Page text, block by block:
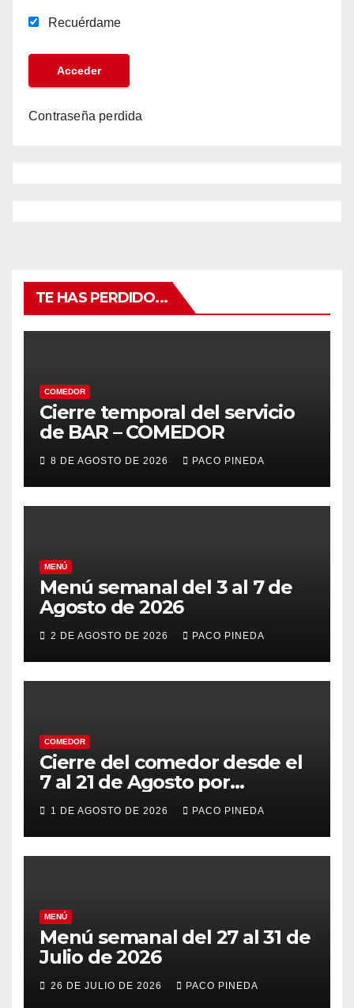
Recuérdame
Contraseña perdida
TE HAS PERDIDO...
COMEDOR
Cierre temporal del servicio
de BAR – COMEDOR
8 DE AGOSTO DE 2026 PACO PINEDA
MENÚ
Menú semanal del 3 al 7 de
Agosto de 2026
2 DE AGOSTO DE 2026 PACO PINEDA
COMEDOR
Cierre del comedor desde el
7 al 21 de Agosto por
vacaciones
1 DE AGOSTO DE 2026 PACO PINEDA
MENÚ
Menú semanal del 27 al 31 de
Julio de 2026
26 DE JULIO DE 2026 PACO PINEDA